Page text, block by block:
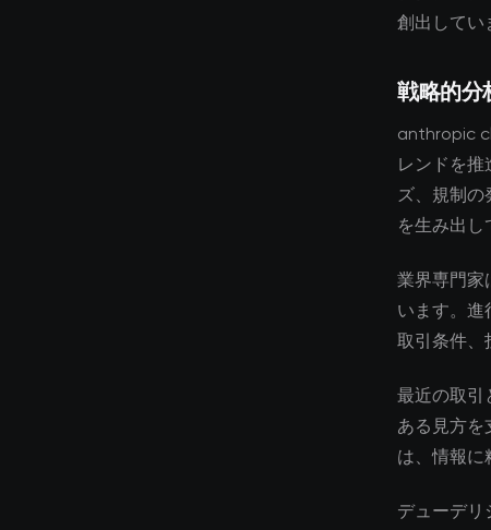
創出してい
戦略的分
anthropic
レンドを
ズ、規制
を生み出し
業界専門家
います。進
取引条件、
最近の取引
ある見方を
は、情報に
デューデリ